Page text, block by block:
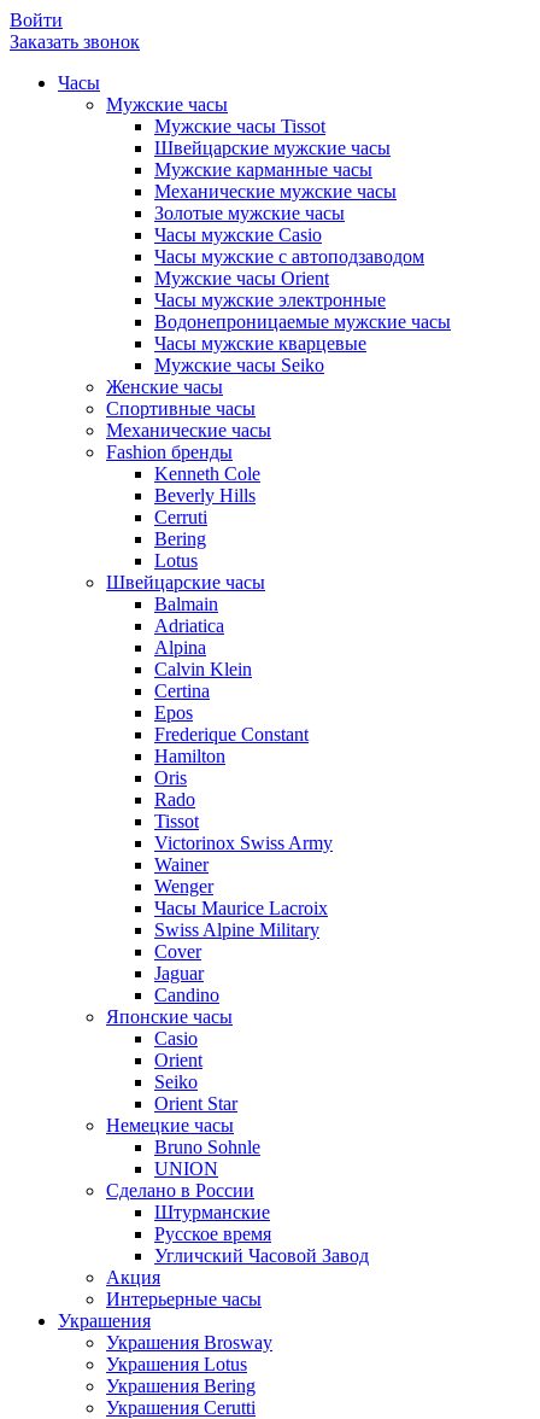
Войти
Заказать звонок
Часы
Мужские часы
Мужские часы Tissot
Швейцарские мужские часы
Мужские карманные часы
Механические мужские часы
Золотые мужские часы
Часы мужские Casio
Часы мужские с автоподзаводом
Мужские часы Orient
Часы мужские электронные
Водонепроницаемые мужские часы
Часы мужские кварцевые
Мужские часы Seiko
Женские часы
Спортивные часы
Механические часы
Fashion бренды
Kenneth Cole
Beverly Hills
Cerruti
Bering
Lotus
Швейцарские часы
Balmain
Adriatica
Alpina
Calvin Klein
Certina
Epos
Frederique Constant
Hamilton
Oris
Rado
Tissot
Victorinox Swiss Army
Wainer
Wenger
Часы Maurice Lacroix
Swiss Alpine Military
Cover
Jaguar
Candino
Японские часы
Casio
Orient
Seiko
Orient Star
Немецкие часы
Bruno Sohnle
UNION
Сделано в России
Штурманские
Русское время
Угличский Часовой Завод
Акция
Интерьерные часы
Украшения
Украшения Brosway
Украшения Lotus
Украшения Bering
Украшения Cerutti